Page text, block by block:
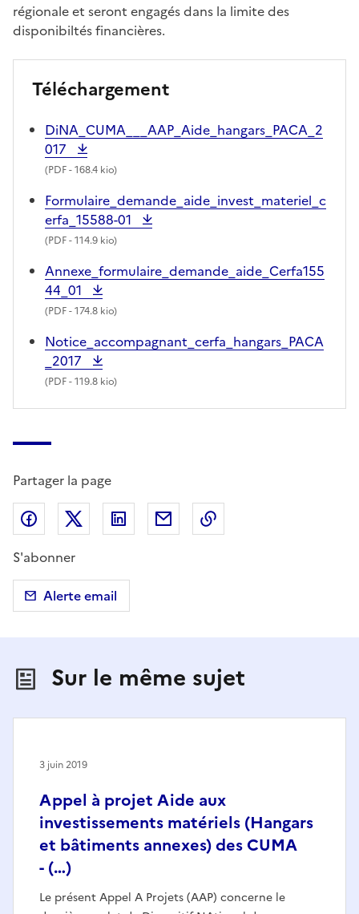
régionale et seront engagés dans la limite des
disponibiltés financières.
Téléchargement
DiNA_CUMA___AAP_Aide_hangars_PACA_2
017
(PDF- 168.4 kio)
Formulaire_demande_aide_invest_materiel_c
erfa_15588-01
(PDF- 114.9 kio)
Annexe_formulaire_demande_aide_Cerfa155
44_01
(PDF- 174.8 kio)
Notice_accompagnant_cerfa_hangars_PACA
_2017
(PDF- 119.8 kio)
Partager la page
Partager sur Facebook
Partager sur X (anciennement Twitter)
Partager sur LinkedIn
Partager par email
S'abonner
Alerte email
Sur le même sujet
Appel à projet Aide aux
investissements matériels (Hangars
et bâtiments annexes) des CUMA
- (…)
Le présent Appel A Projets (AAP) concerne le
3 juin 2019